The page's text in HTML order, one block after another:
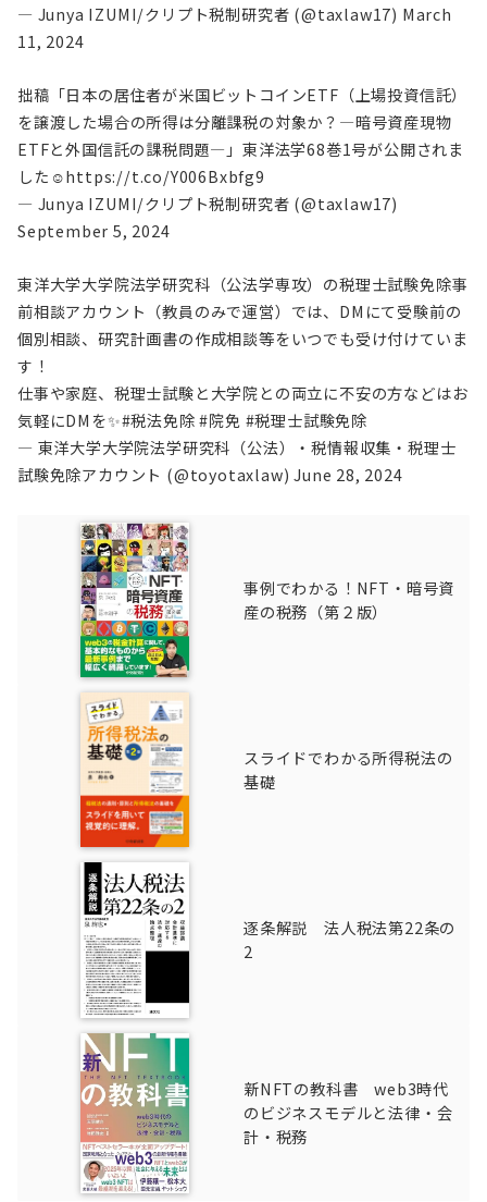
— Junya IZUMI/クリプト税制研究者 (@taxlaw17) March
11, 2024
拙稿「日本の居住者が米国ビットコインETF（上場投資信託）
を譲渡した場合の所得は分離課税の対象か？―暗号資産現物
ETFと外国信託の課税問題―」東洋法学68巻1号が公開されま
した☺https://t.co/Y006Bxbfg9
— Junya IZUMI/クリプト税制研究者 (@taxlaw17)
September 5, 2024
東洋大学大学院法学研究科（公法学専攻）の税理士試験免除事
前相談アカウント（教員のみで運営）では、DMにて受験前の
個別相談、研究計画書の作成相談等をいつでも受け付けていま
す！
仕事や家庭、税理士試験と大学院との両立に不安の方などはお
気軽にDMを✨#税法免除 #院免 #税理士試験免除
— 東洋大学大学院法学研究科（公法）・税情報収集・税理士
試験免除アカウント (@toyotaxlaw)June 28, 2024
事例でわかる！NFT・暗号資
産の税務（第２版）
スライドでわかる所得税法の
基礎
逐条解説 法人税法第22条の
2
新NFTの教科書 web3時代
のビジネスモデルと法律・会
計・税務